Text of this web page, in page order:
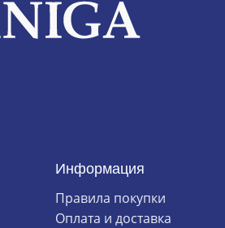
Информация
Правила покупки
Оплата и доставка